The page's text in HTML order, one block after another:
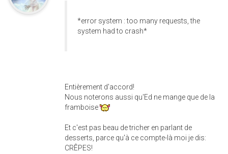
*error system : too many requests, the
system had to crash*
Entièrement d'accord!
Nous noterons aussi qu'Ed ne mange que de la
framboise
Et c'est pas beau de tricher en parlant de
desserts, parce qu'à ce compte-là moi je dis:
CRÊPES!